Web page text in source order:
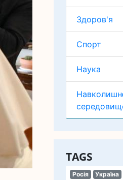
Здоров'я
Спорт
Наука
TAGS
Росія Україна